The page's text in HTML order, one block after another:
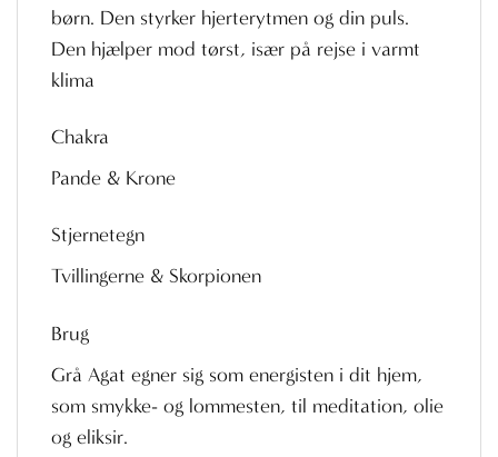
børn. Den styrker hjerterytmen og din puls.
Den hjælper mod tørst, især på rejse i varmt
klima
Chakra
Pande & Krone
Stjernetegn
Tvillingerne & Skorpionen
Brug
Grå Agat egner sig som energisten i dit hjem,
som smykke- og lommesten, til meditation, olie
og eliksir.